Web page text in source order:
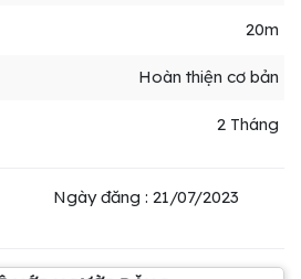
20m
Hoàn thiện cơ bản
2 Tháng
Ngày đăng : 21/07/2023